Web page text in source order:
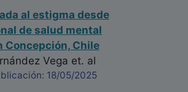
al estigma desde
de salud mental
Concepción, Chile
Vega et. al
18/05/2025